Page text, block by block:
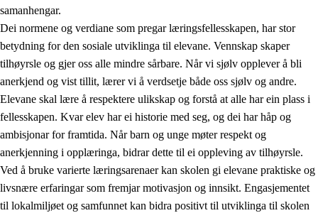
3.5 Profesjonsfellesskap og skoleutvikling
samanhengar.
Dei normene og verdiane som pregar læringsfellesskapen, har stor
betydning for den sosiale utviklinga til elevane. Vennskap skaper
tilhøyrsle og gjer oss alle mindre sårbare. Når vi sjølv opplever å bli
anerkjend og vist tillit, lærer vi å verdsetje både oss sjølv og andre.
Elevane skal lære å respektere ulikskap og forstå at alle har ein plass i
fellesskapen. Kvar elev har ei historie med seg, og dei har håp og
ambisjonar for framtida. Når barn og unge møter respekt og
anerkjenning i opplæringa, bidrar dette til ei oppleving av tilhøyrsle.
Ved å bruke varierte læringsarenaer kan skolen gi elevane praktiske og
livsnære erfaringar som fremjar motivasjon og innsikt. Engasjementet
til lokalmiljøet og samfunnet kan bidra positivt til utviklinga til skolen